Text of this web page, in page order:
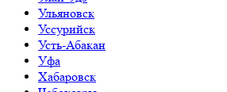
Ульяновск
Уссурийск
Усть-Абакан
Уфа
Хабаровск